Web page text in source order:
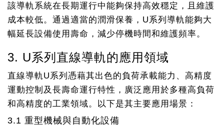
該導軌系統在長期運行中能夠保持高效穩定，且維護
成本較低。通過適當的潤滑保養，U系列導軌能夠大
幅延長設備使用壽命，減少停機時間和維護頻率。
3. U系列直線導軌的應用領域
直線導軌U系列憑藉其出色的負荷承載能力、高精度
運動控制及長壽命運行特性，廣泛應用於多種高負荷
和高精度的工業領域。以下是其主要應用場景：
3.1 重型機械與自動化設備